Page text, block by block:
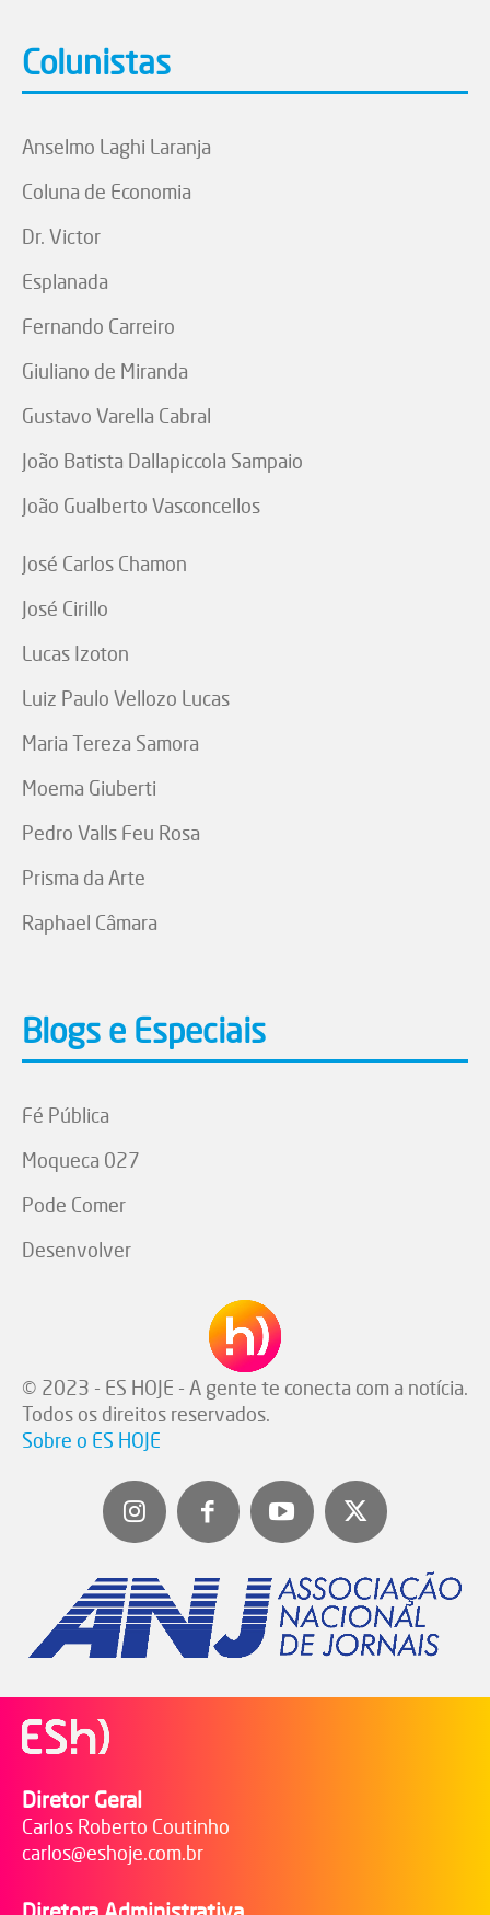
Colunistas
Anselmo Laghi Laranja
Coluna de Economia
Dr. Victor
Esplanada
Fernando Carreiro
Giuliano de Miranda
Gustavo Varella Cabral
João Batista Dallapiccola Sampaio
João Gualberto Vasconcellos
José Carlos Chamon
José Cirillo
Lucas Izoton
Luiz Paulo Vellozo Lucas
Maria Tereza Samora
Moema Giuberti
Pedro Valls Feu Rosa
Prisma da Arte
Raphael Câmara
Blogs e Especiais
Fé Pública
Moqueca 027
Pode Comer
Desenvolver
© 2023 - ES HOJE - A gente te conecta com a notícia.
Todos os direitos reservados.
Sobre o ES HOJE
Diretor Geral
Carlos Roberto Coutinho
carlos@eshoje.com.br